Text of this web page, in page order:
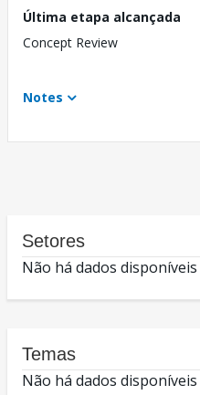
Última etapa alcançada
Concept Review
Notes
Setores
Não há dados disponíveis
Temas
Não há dados disponíveis